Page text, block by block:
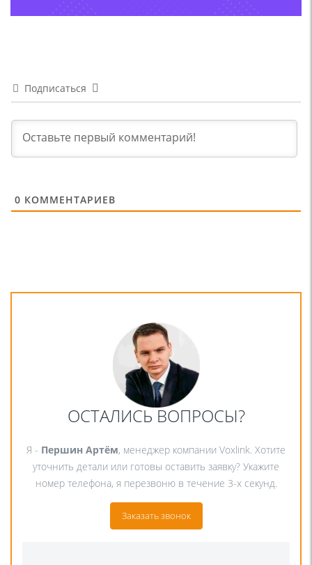
Подписаться
0 КОММЕНТАРИЕВ
ОСТАЛИСЬ ВОПРОСЫ?
Я - Першин Артём, менеджер компании Voxlink. Хотите
уточнить детали или готовы оставить заявку? Укажите
номер телефона, я перезвоню в течение 3-х секунд.
Заказать звонок